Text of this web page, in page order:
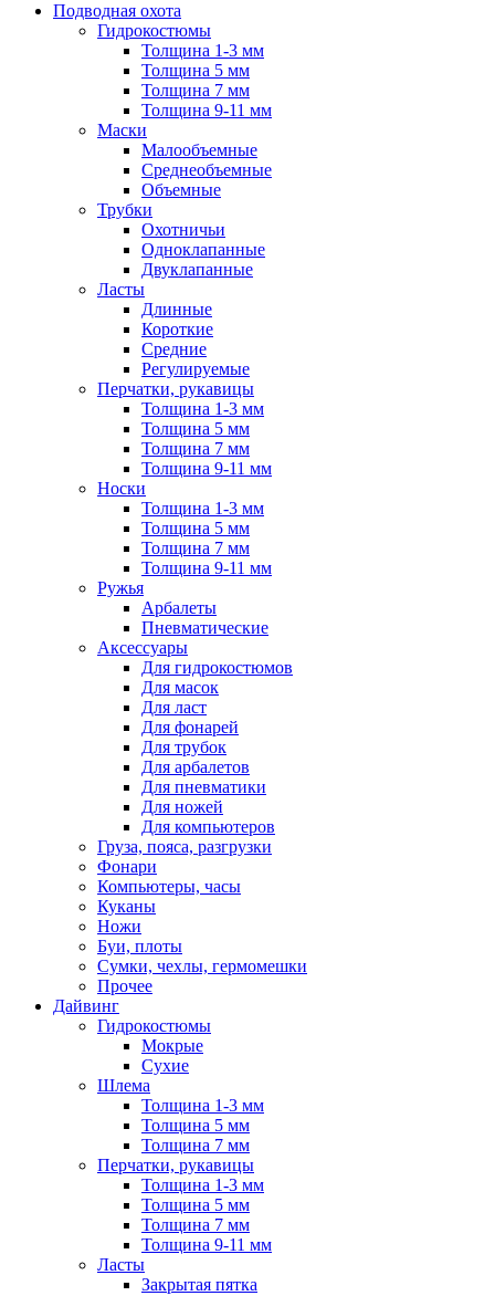
Подводная охота
Гидрокостюмы
Толщина 1-3 мм
Толщина 5 мм
Толщина 7 мм
Толщина 9-11 мм
Маски
Малообъемные
Среднеобъемные
Объемные
Трубки
Охотничьи
Одноклапанные
Двуклапанные
Ласты
Длинные
Короткие
Средние
Регулируемые
Перчатки, рукавицы
Толщина 1-3 мм
Толщина 5 мм
Толщина 7 мм
Толщина 9-11 мм
Носки
Толщина 1-3 мм
Толщина 5 мм
Толщина 7 мм
Толщина 9-11 мм
Ружья
Арбалеты
Пневматические
Аксессуары
Для гидрокостюмов
Для масок
Для ласт
Для фонарей
Для трубок
Для арбалетов
Для пневматики
Для ножей
Для компьютеров
Груза, пояса, разгрузки
Фонари
Компьютеры, часы
Куканы
Ножи
Буи, плоты
Сумки, чехлы, гермомешки
Прочее
Дайвинг
Гидрокостюмы
Мокрые
Сухие
Шлема
Толщина 1-3 мм
Толщина 5 мм
Толщина 7 мм
Перчатки, рукавицы
Толщина 1-3 мм
Толщина 5 мм
Толщина 7 мм
Толщина 9-11 мм
Ласты
Закрытая пятка